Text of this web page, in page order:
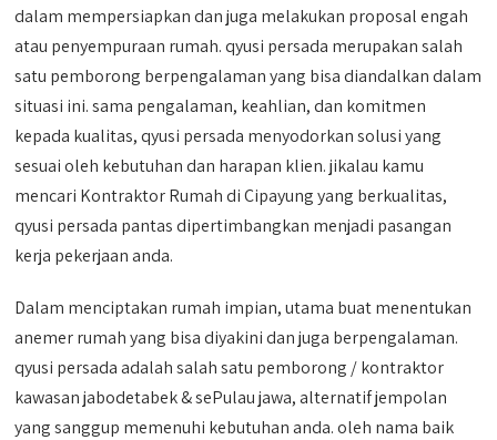
dalam mempersiapkan dan juga melakukan proposal engah
atau penyempuraan rumah. qyusi persada merupakan salah
satu pemborong berpengalaman yang bisa diandalkan dalam
situasi ini. sama pengalaman, keahlian, dan komitmen
kepada kualitas, qyusi persada menyodorkan solusi yang
sesuai oleh kebutuhan dan harapan klien. jikalau kamu
mencari Kontraktor Rumah di Cipayung yang berkualitas,
qyusi persada pantas dipertimbangkan menjadi pasangan
kerja pekerjaan anda.
Dalam menciptakan rumah impian, utama buat menentukan
anemer rumah yang bisa diyakini dan juga berpengalaman.
qyusi persada adalah salah satu pemborong / kontraktor
kawasan jabodetabek & sePulau jawa, alternatif jempolan
yang sanggup memenuhi kebutuhan anda. oleh nama baik